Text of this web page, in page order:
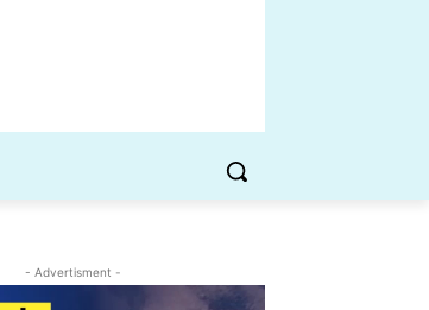
- Advertisment -